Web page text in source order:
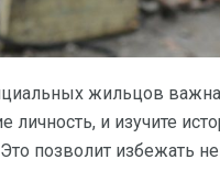
жильцов
личность, и изучите
позволит избежать